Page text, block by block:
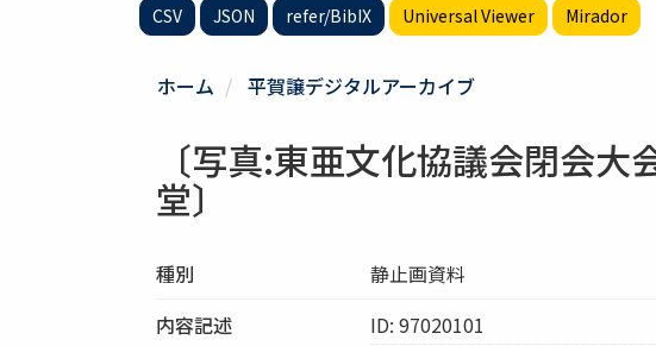
CSV JSON refer/BibIX Universal Viewer Mirador
ホーム 平賀譲デジタルアーカイブ
〔写真:東亜文化協議会閉会
堂〕
種別
静止画資料
内容記述
ID: 97020101